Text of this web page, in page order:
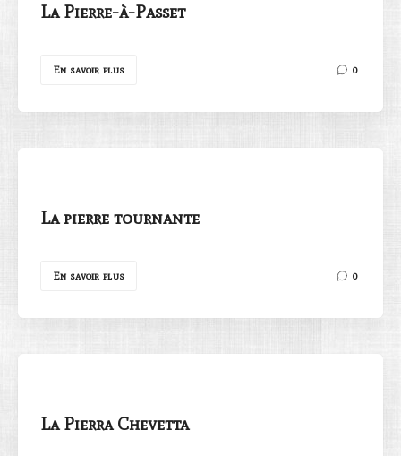
La Pierre-à-Passet
En savoir plus 0
La pierre tournante
En savoir plus 0
La Pierra Chevetta